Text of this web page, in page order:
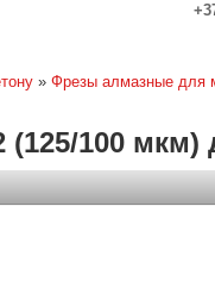
» Фрезы алмазные для
(125/100